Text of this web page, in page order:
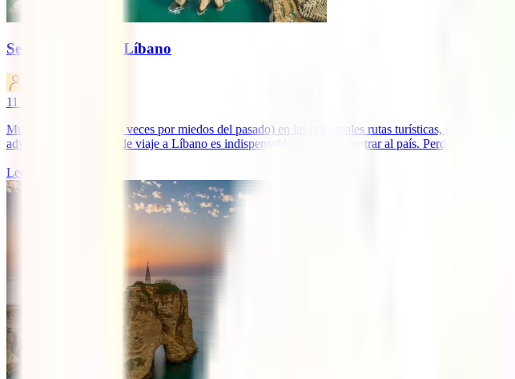
Seguro de viaje a Líbano
11
Muy olvidado (muchas veces por miedos del pasado) en las principales rutas turísticas, este país
advierte que el seguro de viaje a Líbano es indispensable para poder entrar al país. Perderse por los
Leer más